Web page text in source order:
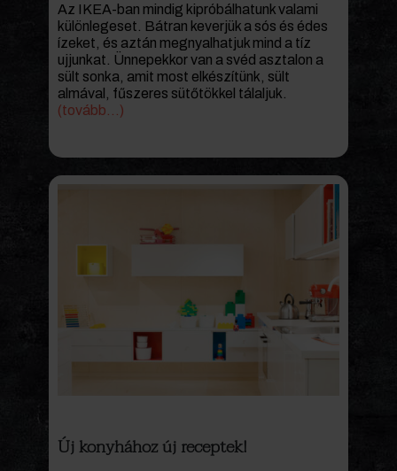
Az IKEA-ban mindig kipróbálhatunk valami
különlegeset. Bátran keverjük a sós és édes
ízeket, és aztán megnyalhatjuk mind a tíz
ujjunkat. Ünnepekkor van a svéd asztalon a
sült sonka, amit most elkészítünk, sült
almával, fűszeres sütőtökkel tálaljuk.
(tovább…)
Új konyhához új receptek!